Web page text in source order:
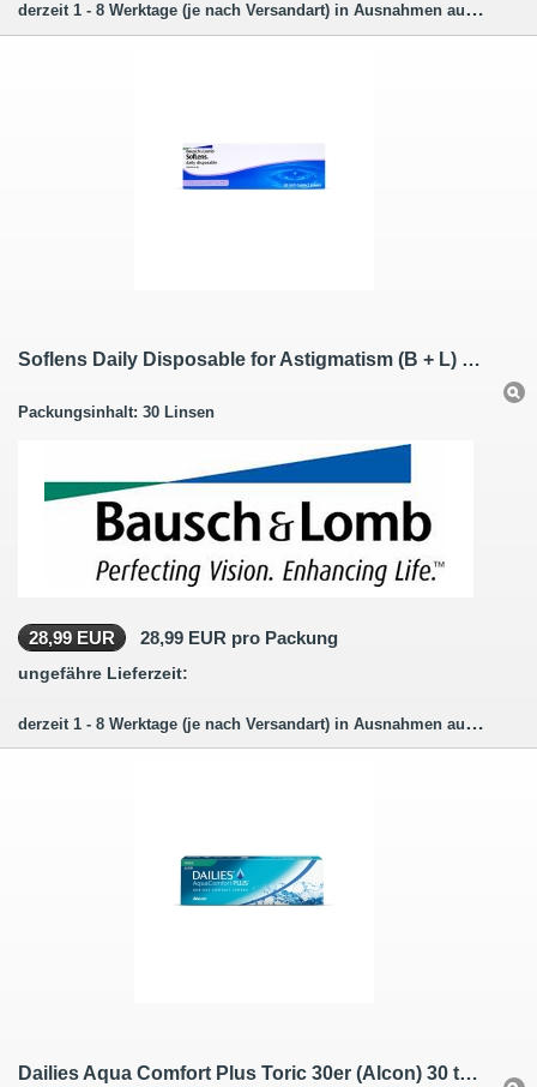
derzeit 1 - 8 Werktage (je nach Versandart) in Ausnahmen auch länger.
Soflens Daily Disposable for Astigmatism (B + L) 30er Box
Packungsinhalt: 30 Linsen
28,99 EUR 28,99 EUR pro Packung
ungefähre Lieferzeit:
derzeit 1 - 8 Werktage (je nach Versandart) in Ausnahmen auch länger.
Dailies Aqua Comfort Plus Toric 30er (Alcon) 30 torische Tageslinsen